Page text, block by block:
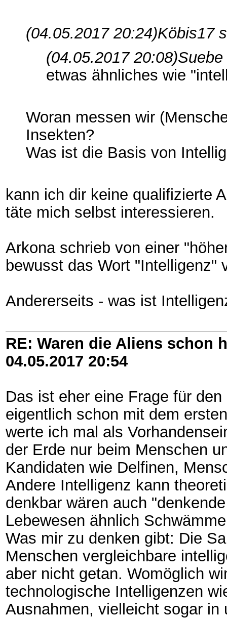
(04.05.2017 20:24)Köbis17
(04.05.2017 20:08)
etwas ähnliches wie
Woran messen wir
Insekten?
Was ist die Basis von
kann ich dir keine qualifizierte
täte mich selbst interessieren.
Arkona schrieb von einer
bewusst das Wort "Intelligenz"
Andererseits - was ist
RE: Waren die Aliens schon
04.05.2017 20:54
Das ist eher eine Frage für
eigentlich schon mit dem
werte ich mal als
der Erde nur beim Menschen
Kandidaten wie Delfinen,
Andere Intelligenz kann
denkbar wären auch
Lebewesen ähnlich
Was mir zu denken gibt: Die
Menschen vergleichbare
aber nicht getan. Womöglich
technologische Intelligenzen
Ausnahmen, vielleicht sogar in